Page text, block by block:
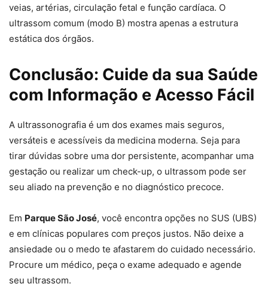
veias, artérias, circulação fetal e função cardíaca. O
ultrassom comum (modo B) mostra apenas a estrutura
estática dos órgãos.
Conclusão: Cuide da sua Saúde
com Informação e Acesso Fácil
A ultrassonografia é um dos exames mais seguros,
versáteis e acessíveis da medicina moderna. Seja para
tirar dúvidas sobre uma dor persistente, acompanhar uma
gestação ou realizar um check-up, o ultrassom pode ser
seu aliado na prevenção e no diagnóstico precoce.
Em Parque São José, você encontra opções no SUS (UBS)
e em clínicas populares com preços justos. Não deixe a
ansiedade ou o medo te afastarem do cuidado necessário.
Procure um médico, peça o exame adequado e agende
seu ultrassom.